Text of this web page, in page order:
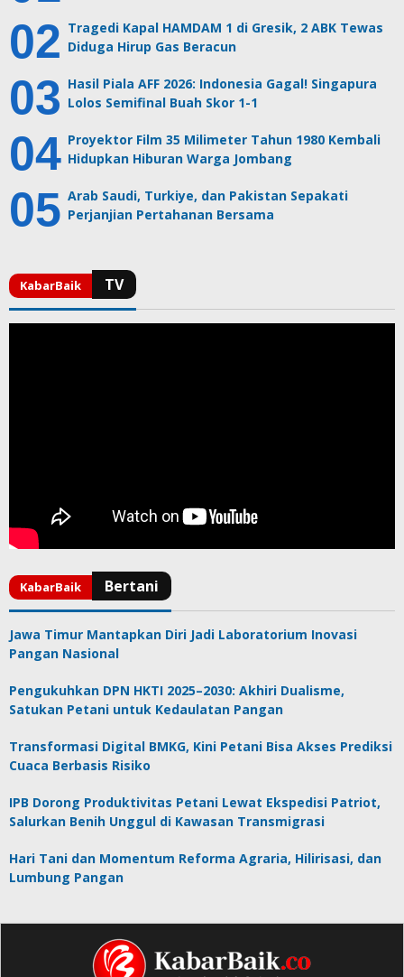
Tragedi Kapal HAMDAM 1 di Gresik, 2 ABK Tewas
Diduga Hirup Gas Beracun
Hasil Piala AFF 2026: Indonesia Gagal! Singapura
Lolos Semifinal Buah Skor 1-1
Proyektor Film 35 Milimeter Tahun 1980 Kembali
Hidupkan Hiburan Warga Jombang
Arab Saudi, Turkiye, dan Pakistan Sepakati
Perjanjian Pertahanan Bersama
Jawa Timur Mantapkan Diri Jadi Laboratorium Inovasi
Pangan Nasional
Pengukuhkan DPN HKTI 2025–2030: Akhiri Dualisme,
Satukan Petani untuk Kedaulatan Pangan
Transformasi Digital BMKG, Kini Petani Bisa Akses Prediksi
Cuaca Berbasis Risiko
IPB Dorong Produktivitas Petani Lewat Ekspedisi Patriot,
Salurkan Benih Unggul di Kawasan Transmigrasi
Hari Tani dan Momentum Reforma Agraria, Hilirisasi, dan
Lumbung Pangan